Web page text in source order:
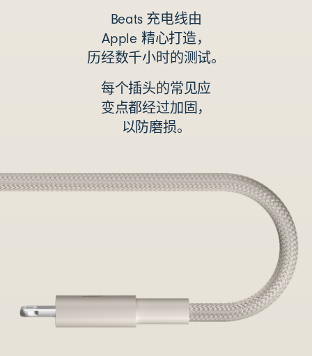
Beats 充电线由
Apple 精心打造，
历经数千小时的测试。
每个插头的常见应
变点都经过加固，
以防磨损。